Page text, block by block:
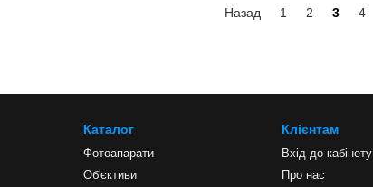
Назад 1 2 3 4
Каталог
Фотоапарати
Об'єктиви
Клієнтам
Вхід до кабінету
Про нас